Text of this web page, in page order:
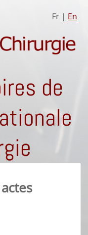
Fr | En
de